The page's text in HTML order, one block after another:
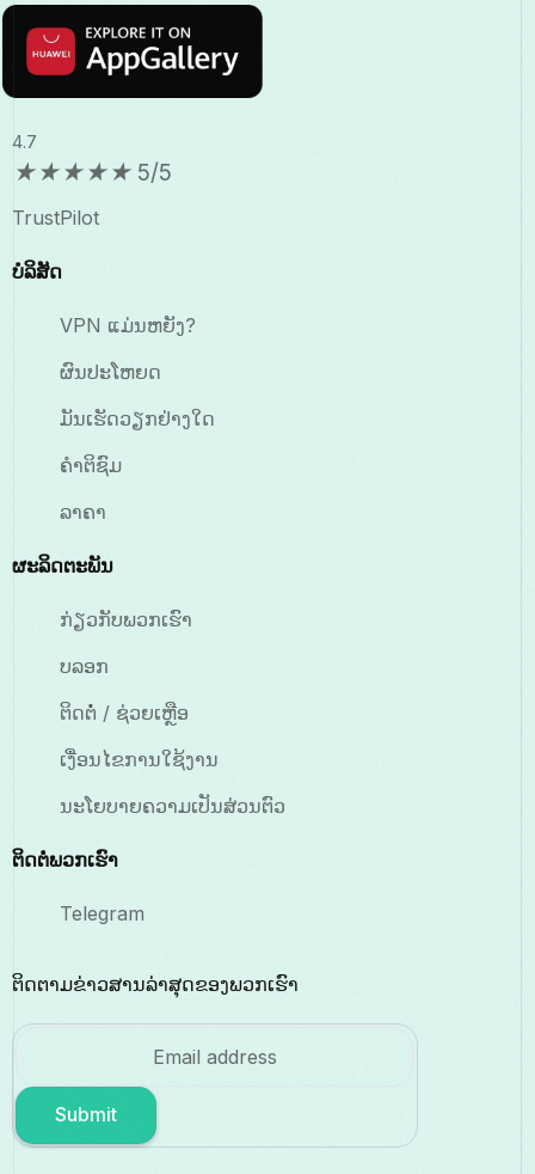
4.7
★★★★★ 5/5
TrustPilot
ບໍລິສັດ
VPN ແມ່ນຫຍັງ?
ຜົນປະໂຫຍດ
ມັນເຮັດວຽກຢ່າງໃດ
ຄຳຕິຊົມ
ລາຄາ
ຜະລິດຕະພັນ
ກ່ຽວກັບພວກເຮົາ
ບລອກ
ຕິດຕໍ່ / ຊ່ວຍເຫຼືອ
ເງື່ອນໄຂການໃຊ້ງານ
ນະໂຍບາຍຄວາມເປັນສ່ວນຕົວ
ຕິດຕໍ່ພວກເຮົາ
Telegram
ຕິດຕາມຂ່າວສານລ່າສຸດຂອງພວກເຮົາ
Submit